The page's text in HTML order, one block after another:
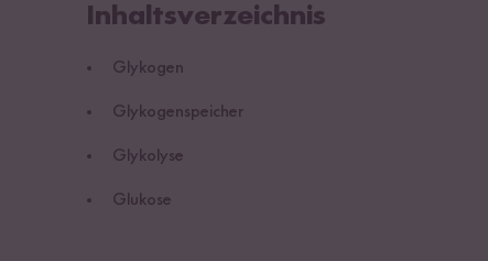
Inhaltsverzeichnis
Glykogen
Glykogenspeicher
Glykolyse
Glukose